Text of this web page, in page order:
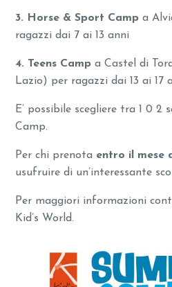
3. Horse & Sport Campa
ragazzi dai 7 ai 13 anni
4. Teens Camp a Castel di
Lazio) per ragazzi dai 13 ai 17
E’ possibile scegliere tra 1 0 2
Camp.
Per chi prenota entro il mese
usufruire di un’interessante
Per maggiori informazioni
Kid’s World.